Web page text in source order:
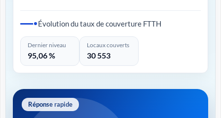
Évolution du taux de couverture FTTH
Dernier niveau
95,06 %
Locaux couverts
30 553
Réponse rapide